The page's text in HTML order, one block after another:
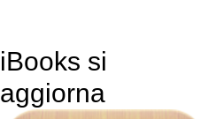
iBooks si
aggiorna